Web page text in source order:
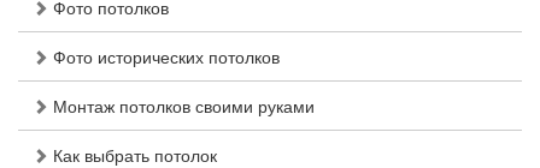
Фото потолков
Фото исторических потолков
Монтаж потолков своими руками
Как выбрать потолок